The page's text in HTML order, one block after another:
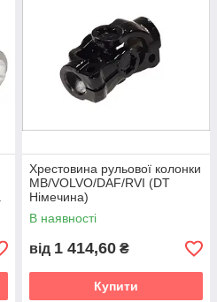
Хрестовина рульової колонки
MB/VOLVO/DAF/RVI (DT
Німечина)
В наявності
від 1 414,60 ₴
Купити